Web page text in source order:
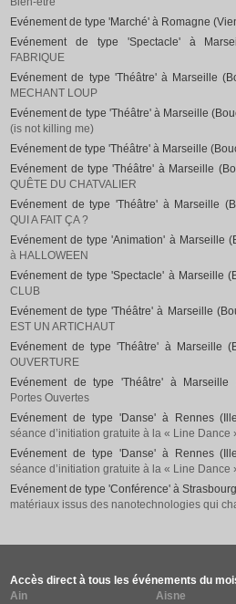
Evénement de type 'Marché' à Romagne
Evénement de type 'Spectacle' à
FABRIQUE
Evénement de type 'Théâtre' à Marseille
MECHANT LOUP
Evénement de type 'Théâtre' à Marseille
(is not killing me)
Evénement de type 'Théâtre' à Marseille
Evénement de type 'Théâtre' à Marseille
QUÊTE DU CHATVALIER
Evénement de type 'Théâtre' à Marseille
QUI A FAIT ÇA ?
Evénement de type 'Animation' à Marseille
à HALLOWEEN
Evénement de type 'Spectacle' à Marseille
CLUB
Evénement de type 'Théâtre' à Marseille
EST UN ARTICHAUT
Evénement de type 'Théâtre' à Marseille
OUVERTURE
Evénement de type 'Théâtre' à Marseille
Portes Ouvertes
Evénement de type 'Danse' à Rennes
séance d’initiation gratuite à la « Line Dance
Evénement de type 'Danse' à Rennes
séance d’initiation gratuite à la « Line Dance
Evénement de type 'Conférence' à
matériaux issus des nanotechnologies qui
Accès direct à tous les événements du
Ain
Aisne